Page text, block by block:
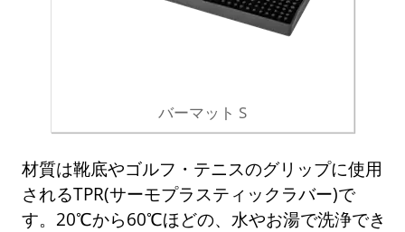
バーマット S
材質は靴底やゴルフ・テニスのグリップに使用
されるTPR(サーモプラスティックラバー)で
す。20℃から60℃ほどの、水やお湯で洗浄でき